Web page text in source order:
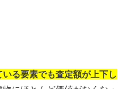
る要素でも査定額が上下し